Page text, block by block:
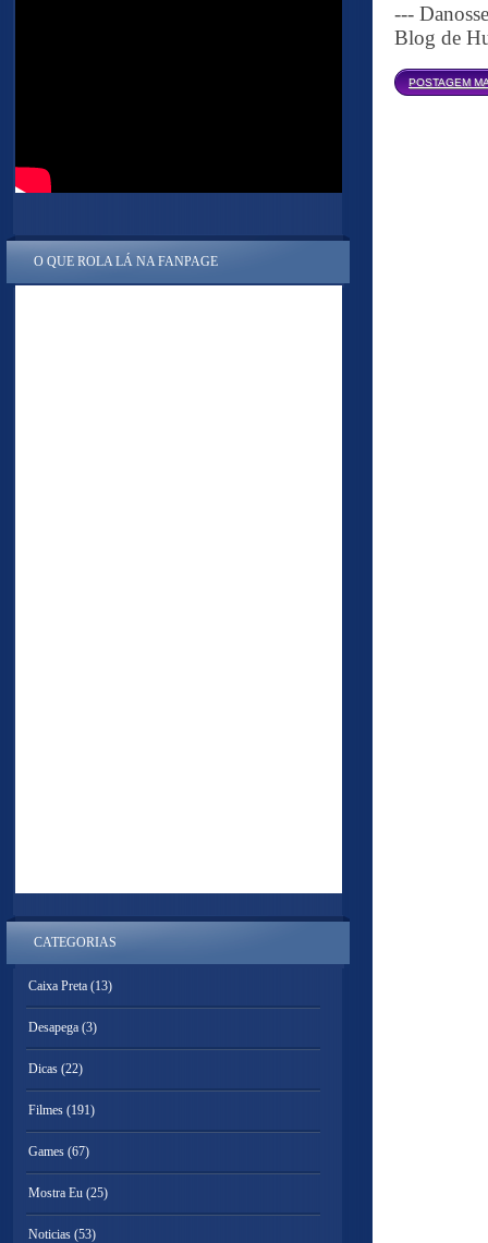
---
Blog de
POSTAGEM
O QUE ROLA LÁ NA FANPAGE
CATEGORIAS
Caixa Preta (13)
Desapega (3)
Dicas (22)
Filmes (191)
Games (67)
Mostra Eu (25)
Noticias (53)